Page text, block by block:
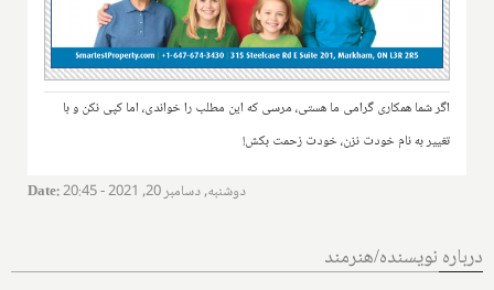
اگر شما همکاری گرامی ما هستی، مرسی که این مطلب را خواندی، اما کپی نکن و با
تغییر به نام خودت نزن، خودت زحمت بکش!
Date: دوشنبه, دسامبر 20, 2021 - 20:45
درباره نویسنده/هنرمند